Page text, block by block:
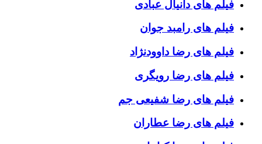
فیلم های دانیال عبادی
فیلم های رامبد جوان
فیلم های رضا داوودنژاد
فیلم های رضا رویگری
فیلم های رضا شفیعی جم
فیلم های رضا عطاران